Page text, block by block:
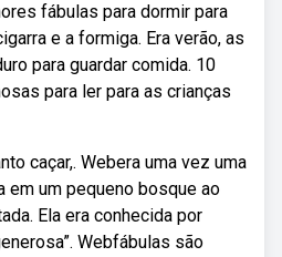
fábulas para dormir para
e a formiga. Era verão, as
para guardar comida. 10
para ler para as crianças
caçar,. Webera uma vez uma
em um pequeno bosque ao
Ela era conhecida por
Webfábulas são